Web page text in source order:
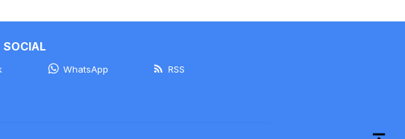
SOCIAL
WhatsApp RSS